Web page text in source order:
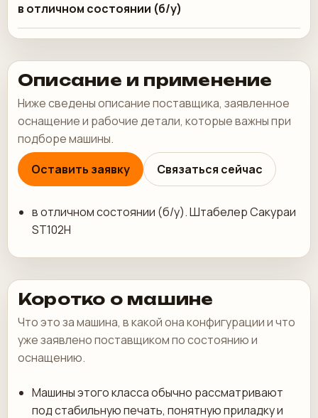
в отличном состоянии (б/у)
Описание и применение
Ниже сведены описание поставщика, заявленное
оснащение и рабочие детали, которые важны при
подборе машины.
Оставить заявку
Связаться сейчас
в отличном состоянии (б/у). Штабелер Сакураи
ST102H
Коротко о машине
Что это за машина, в какой она конфигурации и что
уже заявлено поставщиком по состоянию и
оснащению.
Машины этого класса обычно рассматривают
под стабильную печать, понятную приладку и